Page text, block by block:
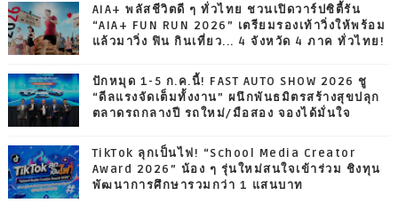
AIA+ พลัสชีวิตดี ๆ ทั่วไทย ชวนเปิดวาร์ปซิตี้รัน
“AIA+ FUN RUN 2026” เตรียมรองเท้าวิ่งให้พร้อม
แล้วมาวิ่ง ฟิน กินเที่ยว... 4 จังหวัด 4 ภาค ทั่วไทย!
ปักหมุด 1-5 ก.ค.นี้! FAST AUTO SHOW 2026 ชู
“ดีลแรงจัดเต็มทั้งงาน” ผนึกพันธมิตรสร้างสุขปลุก
ตลาดรถกลางปี รถใหม่/มือสอง จองได้มั่นใจ
TikTok ลุกเป็นไฟ! “School Media Creator
Award 2026” น้อง ๆ รุ่นใหม่สนใจเข้าร่วม ชิงทุน
พัฒนาการศึกษารวมกว่า 1 แสนบาท